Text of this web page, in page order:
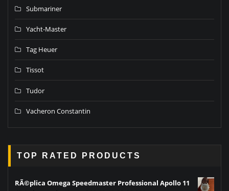
Submariner
Yacht-Master
Tag Heuer
Tissot
Tudor
Vacheron Constantin
TOP RATED PRODUCTS
RÃ©plica Omega Speedmaster Professional Apollo 11